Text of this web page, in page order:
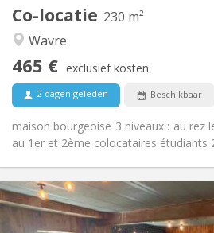
Co-locatie 230 m²
Wavre
465 € exclusief kosten
2 dagen geleden Beschikbaar
maison bourgeoise 3 niveaux : au rez
au 1er et 2ème colocataires étudiants
Rustig, ernstig, hartelijk,